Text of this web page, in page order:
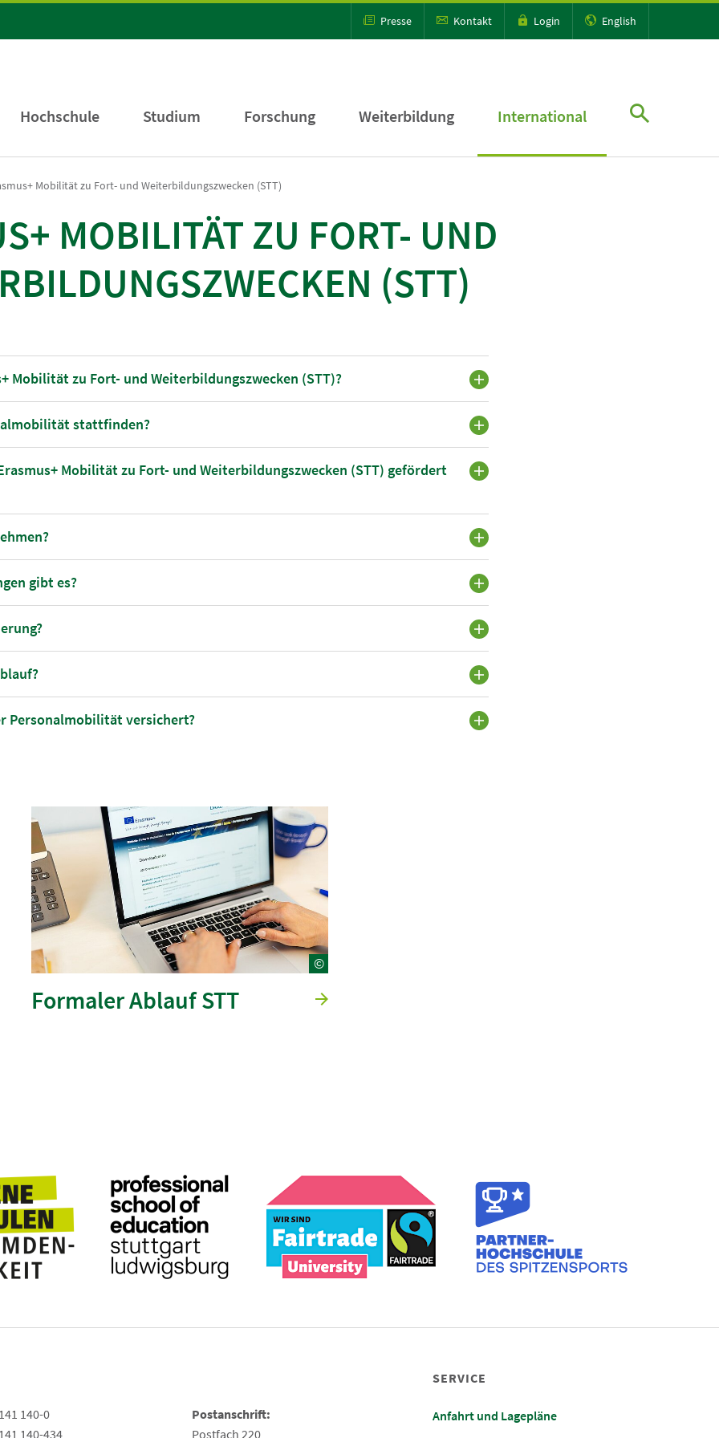
Presse Kontakt Login English
Hochschule Studium Forschung Weiterbildung International
Mobilität zu Fort- und Weiterbildungszwecken (STT)
MOBILITÄT ZU FORT- UND
(STT)
Mobilität zu Fort- und Weiterbildungszwecken (STT)?
stattfinden?
Mobilität zu Fort- und Weiterbildungszwecken (STT) gefördert
gibt es?
Personalmobilität versichert?
©
Formaler Ablauf STT
140-0
140-434
Postanschrift:
Postfach 220
SERVICE
Anfahrt und Lagepläne